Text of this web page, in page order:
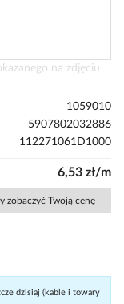
na zdjęciu
1059010
5907802032886
112271061D1000
6,53 zł/m
zobaczyć Twoją cenę
dzisiaj (kable i towary